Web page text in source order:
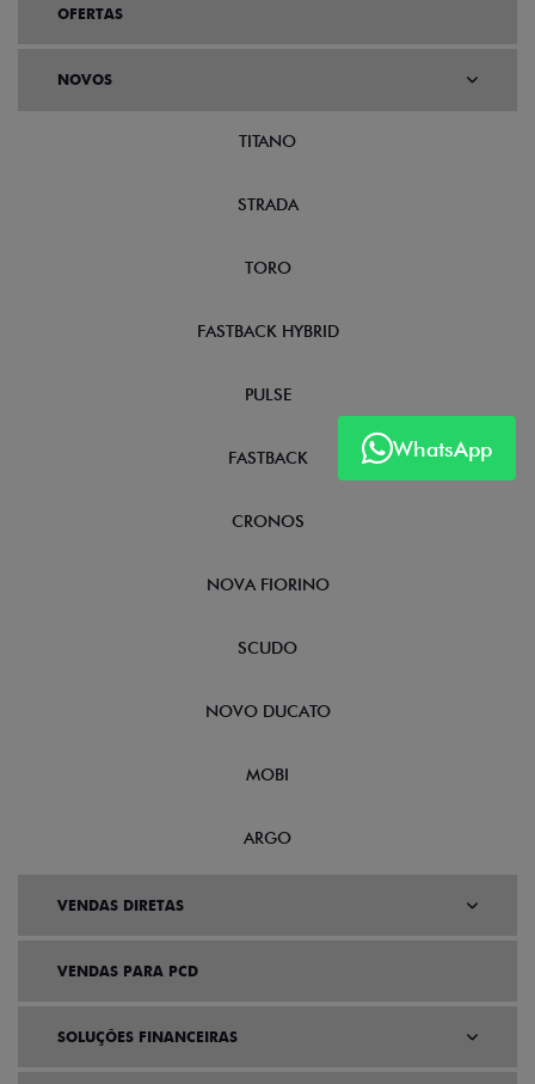
WhatsApp
OFERTAS
NOVOS
TITANO
STRADA
TORO
FASTBACK HYBRID
PULSE
FASTBACK
CRONOS
NOVA FIORINO
SCUDO
NOVO DUCATO
MOBI
ARGO
VENDAS DIRETAS
VENDAS PARA PCD
SOLUÇÕES FINANCEIRAS